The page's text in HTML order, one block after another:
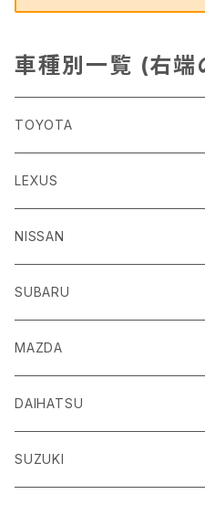
車種別一覧 (右端
TOYOTA
86
H24/4～R3/8 ZN6
GR86
R3/10～ ZN8
ｂＢ
H17/12～H28/8 20系
ｂZ４X
R4/5~ XEAM10/11/15・YEAM15
Ｃ-ＨＲ
H28/12~ 10/50系
ＦＪクルーザー
LEXUS
ＣＴ
H23/1～R4/11
ＥＳ
H30/10～
ＧＳ
H24/1～R2/7
ＨＳ
H21/7～H30/3
ＩＳ
NISSAN
ＡＤ
H18/12～ Y12
ＧＴ－Ｒ
H19/12～ R35
ＮＴ１００クリッパートラック
H25/12～ DR16T
ＮV１００クリッパーバン/リオ
SUBARU
ＢＲＺ
H24/3～R3/8 ZC6
R3/8～ ZD8
ＷＲＸ Ｓ４/ＳＴＩ
H26/8～R3/3 VA系
ＸＶ/ＸＶハイブリット
MAZDA
ＣＸ－３
H27/2～ DK系
ＣＸ－５
DAIHATSU
アトレー
SUZUKI